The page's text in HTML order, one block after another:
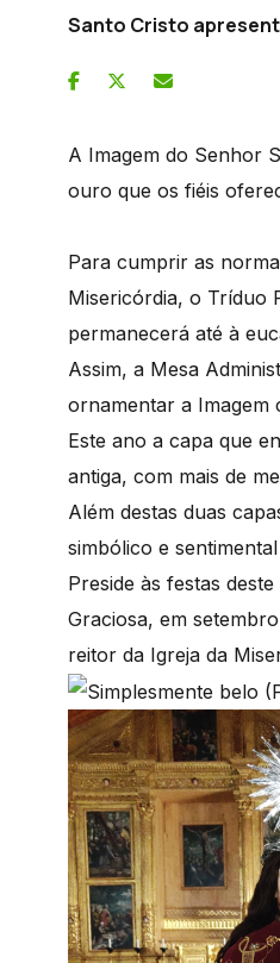
Santo Cristo
A Imagem do Senhor
ouro que os fiéis
Para cumprir as
Misericórdia, o Tríduo
permanecerá até à
Assim, a Mesa
ornamentar a Imagem
Este ano a capa que
antiga, com mais de
Além destas duas
simbólico e
Preside às festas
Graciosa, em
reitor da Igreja da